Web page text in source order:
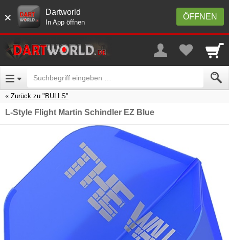
× ÖFFNEN
Dartworld
In App öffnen
Zurück zu "BULLS"
L-Style Flight Martin Schindler EZ Blue